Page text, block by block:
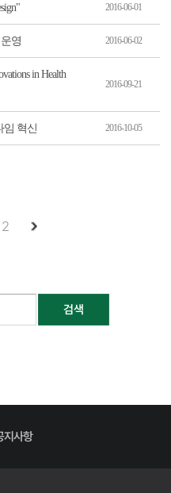
2016-06-01
영 2016-06-02
in Health
2016-09-21
임 혁신 2016-10-05
2
검색
지사항